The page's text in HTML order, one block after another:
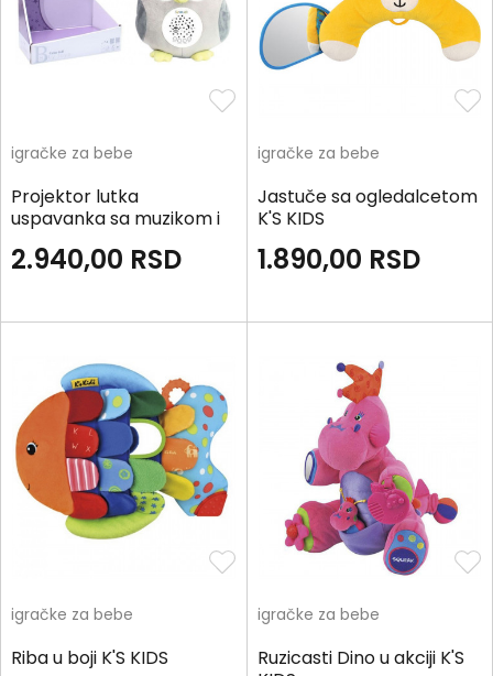
igračke za bebe
Projektor lutka
uspavanka sa muzikom i
2.940,00 RSD
igračke za bebe
Jastuče sa ogledalcetom
K'S KIDS
1.890,00 RSD
igračke za bebe
Riba u boji K'S KIDS
igračke za bebe
Ruzicasti Dino u akciji K'S